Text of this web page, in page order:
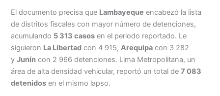
El documento precisa que Lambayeque encabezó la lista
de distritos fiscales con mayor número de detenciones,
acumulando 5 313 casos en el periodo reportado. Le
siguieron La Libertad con 4 915, Arequipa con 3 282
yJunín con 2 966 detenciones. Lima Metropolitana, un
área de alta densidad vehicular, reportó un total de7 083
detenidos en el mismo lapso.